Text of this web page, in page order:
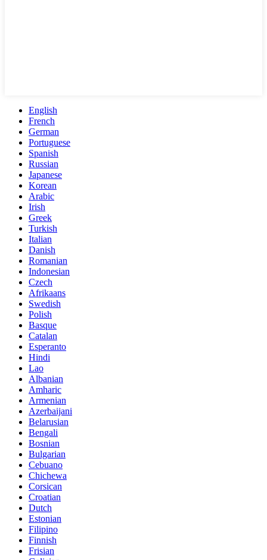
English
French
German
Portuguese
Spanish
Russian
Japanese
Korean
Arabic
Irish
Greek
Turkish
Italian
Danish
Romanian
Indonesian
Czech
Afrikaans
Swedish
Polish
Basque
Catalan
Esperanto
Hindi
Lao
Albanian
Amharic
Armenian
Azerbaijani
Belarusian
Bengali
Bosnian
Bulgarian
Cebuano
Chichewa
Corsican
Croatian
Dutch
Estonian
Filipino
Finnish
Frisian